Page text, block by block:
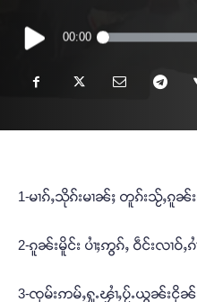
Audio
Player
00:00
1-မၢၵ်ႇသိုၵ်းမၢၼ်ႈ တူၵ်းသႂ်ႇၵူၼ်
2-ၵူၼ်းမိူင်း ပၢႆႈဢွၵ်ႇ ဝဵင်းလၢဝ်ႇ
3-ၸုမ်းဢမ်ႇႁူႉၾၢႆႇပႂ်ႉယွၼ်းငိုၼ်